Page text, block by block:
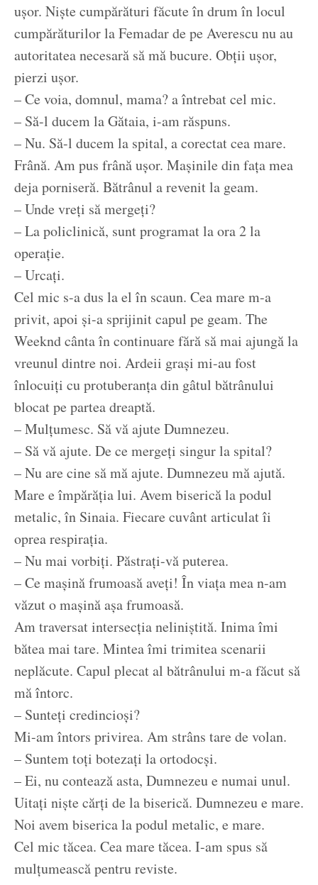
ușor. Niște cumpărături făcute în drum în locul
cumpărăturilor la Femadar de pe Averescu nu au
autoritatea necesară să mă bucure. Obții ușor,
pierzi ușor.
– Ce voia, domnul, mama? a întrebat cel mic.
– Să-l ducem la Gătaia, i-am răspuns.
– Nu. Să-l ducem la spital, a corectat cea mare.
Frână. Am pus frână ușor. Mașinile din fața mea
deja porniseră. Bătrânul a revenit la geam.
– Unde vreți să mergeți?
– La policlinică, sunt programat la ora 2 la
operație.
– Urcați.
Cel mic s-a dus la el în scaun. Cea mare m-a
privit, apoi și-a sprijinit capul pe geam. The
Weeknd cânta în continuare fără să mai ajungă la
vreunul dintre noi. Ardeii grași mi-au fost
înlocuiți cu protuberanța din gâtul bătrânului
blocat pe partea dreaptă.
– Mulțumesc. Să vă ajute Dumnezeu.
– Să vă ajute. De ce mergeți singur la spital?
– Nu are cine să mă ajute. Dumnezeu mă ajută.
Mare e împărăția lui. Avem biserică la podul
metalic, în Sinaia. Fiecare cuvânt articulat îi
oprea respirația.
– Nu mai vorbiți. Păstrați-vă puterea.
– Ce mașină frumoasă aveți! În viața mea n-am
văzut o mașină așa frumoasă.
Am traversat intersecția neliniștită. Inima îmi
bătea mai tare. Mintea îmi trimitea scenarii
neplăcute. Capul plecat al bătrânului m-a făcut să
mă întorc.
– Sunteți credincioși?
Mi-am întors privirea. Am strâns tare de volan.
– Suntem toți botezați la ortodocși.
– Ei, nu contează asta, Dumnezeu e numai unul.
Uitați niște cărți de la biserică. Dumnezeu e mare.
Noi avem biserica la podul metalic, e mare.
Cel mic tăcea. Cea mare tăcea. I-am spus să
mulțumească pentru reviste.